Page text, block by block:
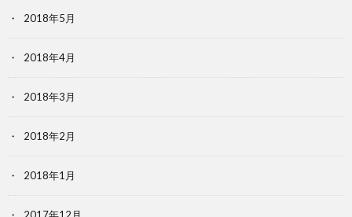
2018年5月
2018年4月
2018年3月
2018年2月
2018年1月